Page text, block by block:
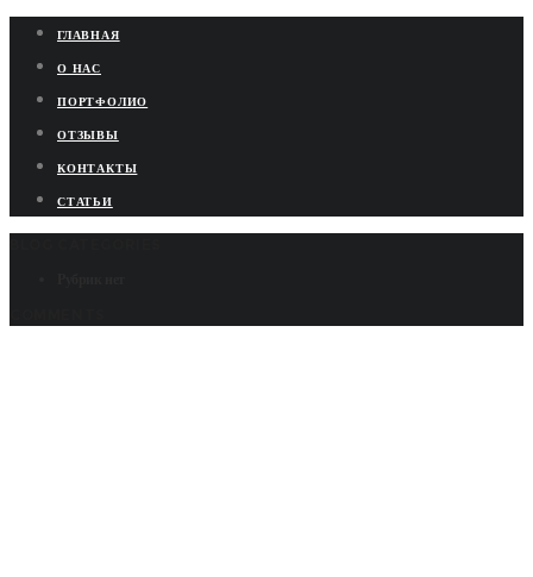
ГЛАВНАЯ
О НАС
ПОРТФОЛИО
ОТЗЫВЫ
КОНТАКТЫ
СТАТЬИ